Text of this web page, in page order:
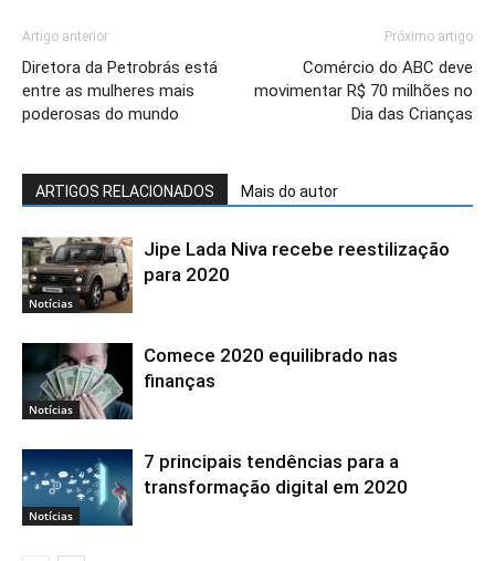
Artigo anterior
Diretora da Petrobrás está
entre as mulheres mais
poderosas do mundo
Próximo artigo
Comércio do ABC deve
movimentar R$ 70 milhões no
Dia das Crianças
ARTIGOS RELACIONADOS Mais do autor
Notícias
Jipe Lada Niva recebe reestilização
para 2020
Notícias
Comece 2020 equilibrado nas
finanças
Notícias
7 principais tendências para a
transformação digital em 2020